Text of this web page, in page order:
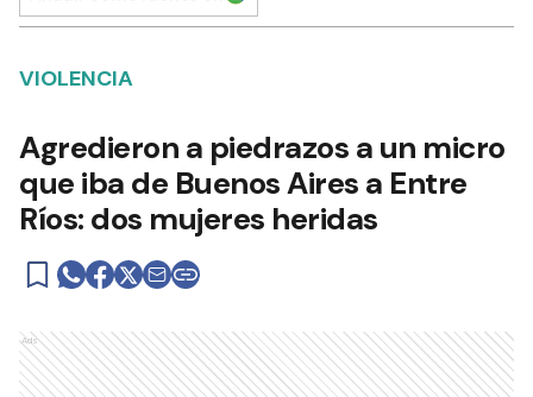
VIOLENCIA
Agredieron a piedrazos a un micro
que iba de Buenos Aires a Entre
Ríos: dos mujeres heridas
Ads